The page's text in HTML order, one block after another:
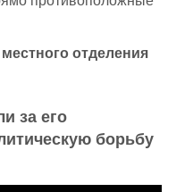
отделения
за его
борьбу